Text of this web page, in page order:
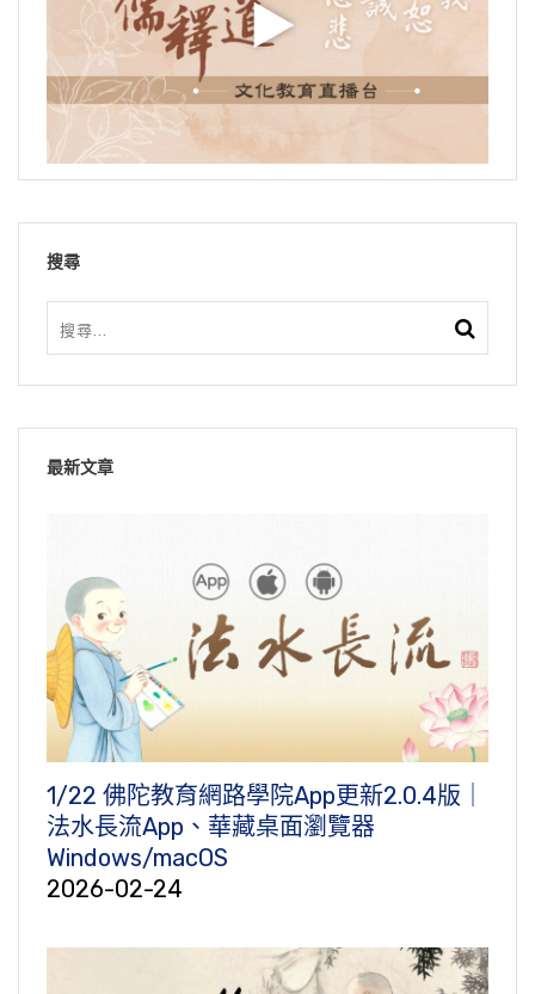
搜尋
最新文章
1/22 佛陀教育網路學院App更新2.0.4版｜
法水長流App、華藏桌面瀏覽器
Windows/macOS
2026-02-24